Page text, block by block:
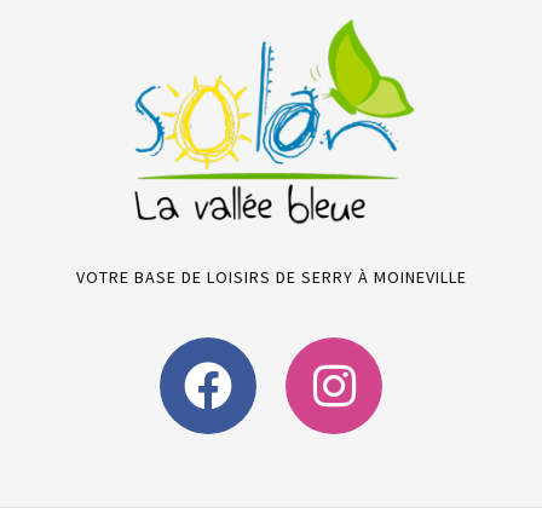
VOTRE BASE DE LOISIRS DE SERRY À MOINEVILLE